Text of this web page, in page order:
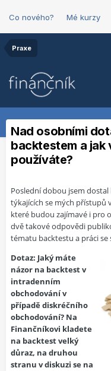
Co nového? Mé kurzy
Praxe
Nad osobními
backtestem a jak
používáte?
Poslední dobou jsem
týkajících se mých přístupů
které budou zajímavé i pro
dvě takové odpovědi
tématu backtestu a práci se
Dotaz: Jaký máte
názor na backtest v
intradenním
obchodování v
případě diskréčního
obchodování? Na
Finančníkovi kladete
na backtest velký
důraz, na druhou
stranu v diskuzi se na